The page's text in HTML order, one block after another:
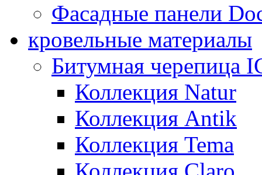
Фасадные панели
кровельные материалы
Битумная черепица
Коллекция Natur
Коллекция Antik
Коллекция Tema